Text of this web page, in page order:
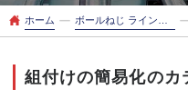
ホーム ー
組付けの簡易化のカ